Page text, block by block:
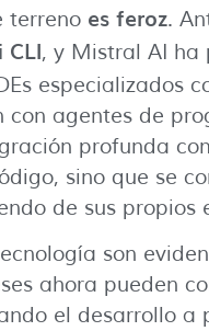
terreno es feroz.
CLI, y Mistral AI ha
especializados
agentes de
profunda
sino que se
de sus propios
son
ahora pueden
el desarrollo a